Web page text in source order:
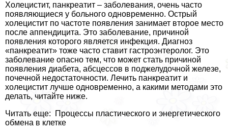
Холецистит, панкреатит – заболевания, очень часто
появляющиеся у больного одновременно. Острый
холецистит по частоте появления занимает второе место
после аппендицита. Это заболевание, причиной
появления которого является инфекция. Диагноз
«панкреатит» тоже часто ставит гастроэнтеролог. Это
заболевание опасно тем, что может стать причиной
появления диабета, абсцессов в поджелудочной железе,
почечной недостаточности. Лечить панкреатит и
холецистит лучше одновременно, а какими методами это
делать, читайте ниже.
Читать еще: Процессы пластического и энергетического
обмена в клетке